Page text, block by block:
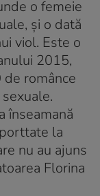
o femeie
și o dată
viol. Este o
2015,
românce
înseamană
la
nu au ajuns
Florina